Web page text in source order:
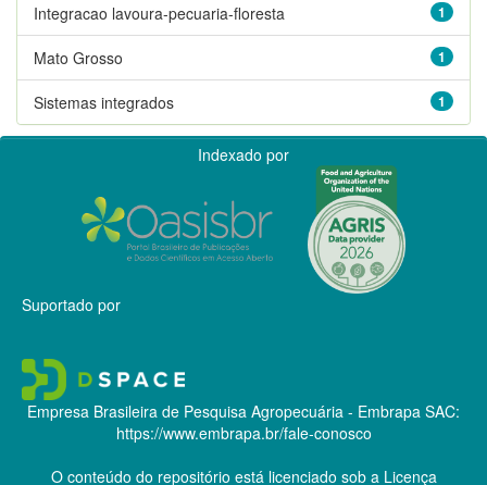
1
Integracao lavoura-pecuaria-floresta
1
Mato Grosso
1
Sistemas integrados
Indexado por
Suportado por
Empresa Brasileira de Pesquisa Agropecuária - Embrapa SAC:
https://www.embrapa.br/fale-conosco
O conteúdo do repositório está licenciado sob a Licença